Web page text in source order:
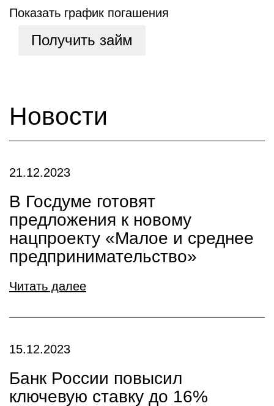
Показать график погашения
Получить займ
Новости
21.12.2023
В Госдуме готовят
предложения к новому
нацпроекту «Малое и среднее
предпринимательство»
Читать далее
15.12.2023
Банк России повысил
ключевую ставку до 16%